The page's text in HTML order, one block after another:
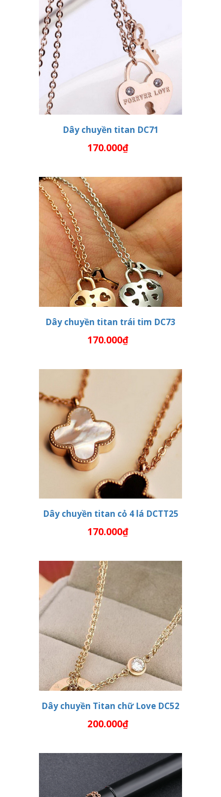
THÊM VÀO GIỎ HÀNG
Dây chuyền titan DC71
170.000₫
THÊM VÀO GIỎ HÀNG
Dây chuyền titan trái tim DC73
170.000₫
THÊM VÀO GIỎ HÀNG
Dây chuyền titan cỏ 4 lá DCTT25
170.000₫
THÊM VÀO GIỎ HÀNG
Dây chuyền Titan chữ Love DC52
200.000₫